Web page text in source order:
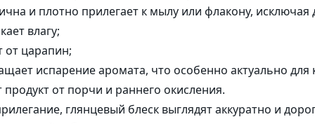
и плотно прилегает к мылу или флакону, исключая
влагу;
царапин;
испарение аромата, что особенно актуально
продукт от порчи и раннего окисления.
глянцевый блеск выглядят аккуратно и